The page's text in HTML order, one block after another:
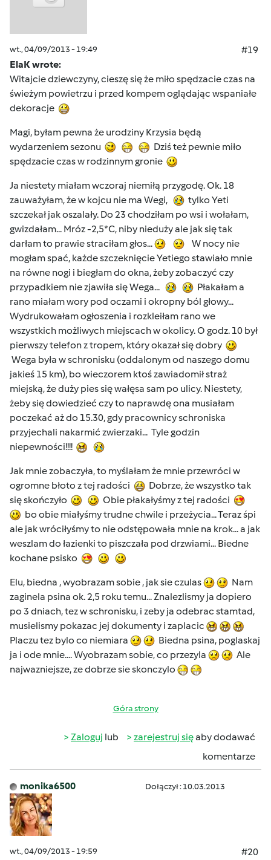
wt., 04/09/2013 - 19:49
#19
ElaK wrote:
Witajcie dziewczyny, cieszę się że miło spędzacie czas na
świeżym powietrzu i przed kompem oglądając wspaniałe
dekoracje
Magi, byłam pewna że urodziny Krzysia będą
wydarzeniem sezonu
Dziś też pewnie miło
spędzacie czas w rodzinnym gronie
Ja niestety miałam wczoraj niemiłą przygodę. Ok. 18
zauważyłam, że w kojcu nie ma Wegi,
tylko Yeti
szczekał jak oszalały. Do 23 chodziłam po wsi i wołałam,
gwizdałam... Mróz -2,5*C, niby nieduży ale jak się tak
darłam to prawie straciłam głos...
W nocy nie
mogłam spać, każde szczeknięcie Yetiego stawiało mnie
na równe nogi i biegłam do okna, żeby zobaczyć czy
przypadkiem nie zjawiła się Wega...
Płakałam a
rano miałam wory pod oczami i okropny ból głowy...
Wydrukowałam ogłoszenia i rozkleiłam rano we
wszystkich możliwych miejscach w okolicy. O godz. 10 był
pierwszy telefon z tropem, który okazał się dobry
Wega była w schronisku (oddalonym od naszego domu
jakieś 15 km), bo wieczorem ktoś zawiadomił straż
miejską, że duży pies się wałęsa sam po ulicy. Niestety,
żeby się dowiedzieć czy to naprawdę ona musiałam
poczekać aż do 15.30, gdy pracownicy schroniska
przyjechali nakarmić zwierzaki... Tyle godzin
niepewności!!!!
Jak mnie zobaczyła, to myślałam że mnie przewróci w
ogromne błoto z tej radości
Dobrze, że wszystko tak
się skończyło
Obie płakałyśmy z tej radości
bo obie miałyśmy trudne chwile i przeżycia... Teraz śpi
ale jak wróciłyśmy to nie odstępowała mnie na krok... a jak
weszlam do łazienki to piszczała pod drzwiami... Biedne
kochane psisko
Elu, biedna , wyobrazam sobie , jak sie czulas
Nam
zaginela psina ok. 2,5 roku temu... Znalezlismy ja dopiero
po 3 dniach, tez w schronisku, i zeby ja odebrac stamtad,
musielismy pokazac jej dokumenty i zaplacic
Placzu tez bylo co niemiara
Biedna psina, poglaskaj
ja i ode mnie.... Wyobrazam sobie, co przezyla
Ale
najwazniejsze, ze dobrze sie skonczylo
Góra strony
Zaloguj lub zarejestruj sięaby dodawać
komentarze
monika6500 Dołączył : 10.03.2013
wt., 04/09/2013 - 19:59 #20